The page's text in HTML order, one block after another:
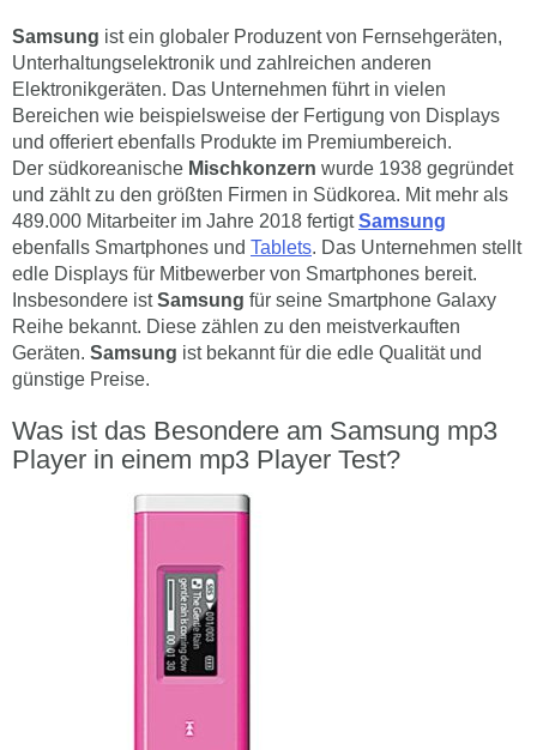
Samsung ist ein globaler Produzent von Fernsehgeräten,
Unterhaltungselektronik und zahlreichen anderen
Elektronikgeräten. Das Unternehmen führt in vielen
Bereichen wie beispielsweise der Fertigung von Displays
und offeriert ebenfalls Produkte im Premiumbereich.
Der südkoreanische Mischkonzern wurde 1938 gegründet
und zählt zu den größten Firmen in Südkorea. Mit mehr als
489.000 Mitarbeiter im Jahre 2018 fertigtSamsung
ebenfalls Smartphones und Tablets. Das Unternehmen stellt
edle Displays für Mitbewerber von Smartphones bereit.
Insbesondere istSamsung für seine Smartphone Galaxy
Reihe bekannt. Diese zählen zu den meistverkauften
Geräten. Samsung ist bekannt für die edle Qualität und
günstige Preise.
Was ist das Besondere am Samsung mp3
Player in einem mp3 Player Test?